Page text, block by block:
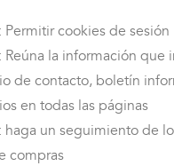
Permitir cookies de sesión
Reúna la información que
de contacto, boletín
en todas las páginas
haga un seguimiento de
compras